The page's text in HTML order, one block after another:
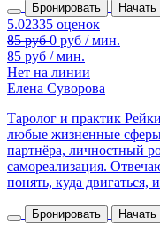
Бронировать Начать
85 руб / мин.
Нет на линии
Елена Суворова
Таролог и практик
любые жизненные
партнёра, личностный
самореализация.
понять, куда двигаться,
Бронировать Начать